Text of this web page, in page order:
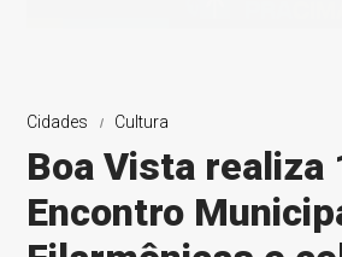
Cidades Cultura
Boa Vista realiza
Encontro